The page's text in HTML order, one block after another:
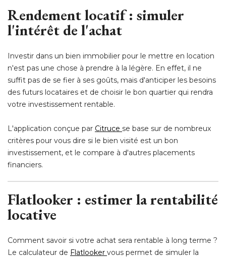
Rendement locatif : simuler
l'intérêt de l'achat
Investir dans un bien immobilier pour le mettre en location
n'est pas une chose à prendre à la légère. En effet, il ne
suffit pas de se fier à ses goûts, mais d'anticiper les besoins
des futurs locataires et de choisir le bon quartier qui rendra
votre investissement rentable.
L'application conçue par Citruce se base sur de nombreux
critères pour vous dire si le bien visité est un bon
investissement, et le compare à d'autres placements
financiers.
Flatlooker : estimer la rentabilité
locative
Comment savoir si votre achat sera rentable à long terme ?
Le calculateur de Flatlooker vous permet de simuler la